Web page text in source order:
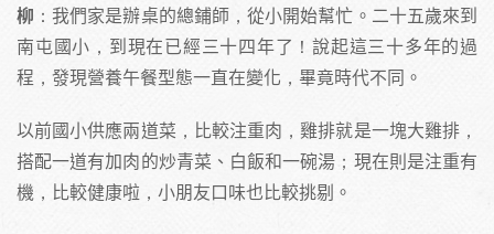
柳 ：我們家是辦桌的總鋪師，從小開始幫忙。二十五歲來到
南屯國小，到現在已經三十四年了！說起這三十多年的過
程，發現營養午餐型態一直在變化，畢竟時代不同。
以前國小供應兩道菜，比較注重肉，雞排就是一塊大雞排，
搭配一道有加肉的炒青菜、白飯和一碗湯；現在則是注重有
機，比較健康啦，小朋友口味也比較挑剔。